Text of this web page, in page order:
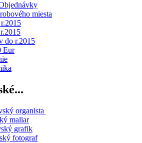
miesta
do r.2015
Eur
organista
maliar
grafik
fotograf